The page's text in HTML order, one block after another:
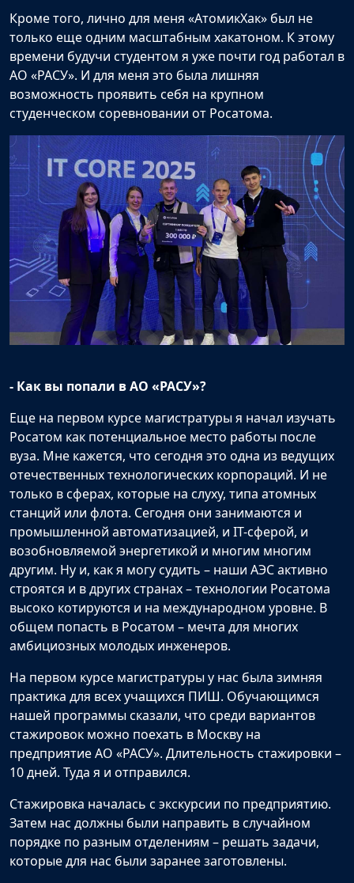
Кроме того, лично для меня «АтомикХак» был не
только еще одним масштабным хакатоном. К этому
времени будучи студентом я уже почти год работал в
АО «РАСУ». И для меня это была лишняя
возможность проявить себя на крупном
студенческом соревновании от Росатома.
- Как вы попали в АО «РАСУ»?
Еще на первом курсе магистратуры я начал изучать
Росатом как потенциальное место работы после
вуза. Мне кажется, что сегодня это одна из ведущих
отечественных технологических корпораций. И не
только в сферах, которые на слуху, типа атомных
станций или флота. Сегодня они занимаются и
промышленной автоматизацией, и IT-сферой, и
возобновляемой энергетикой и многим многим
другим. Ну и, как я могу судить – наши АЭС активно
строятся и в других странах – технологии Росатома
высоко котируются и на международном уровне. В
общем попасть в Росатом – мечта для многих
амбициозных молодых инженеров.
На первом курсе магистратуры у нас была зимняя
практика для всех учащихся ПИШ. Обучающимся
нашей программы сказали, что среди вариантов
стажировок можно поехать в Москву на
предприятие АО «РАСУ». Длительность стажировки –
10 дней. Туда я и отправился.
Стажировка началась с экскурсии по предприятию.
Затем нас должны были направить в случайном
порядке по разным отделениям – решать задачи,
которые для нас были заранее заготовлены.